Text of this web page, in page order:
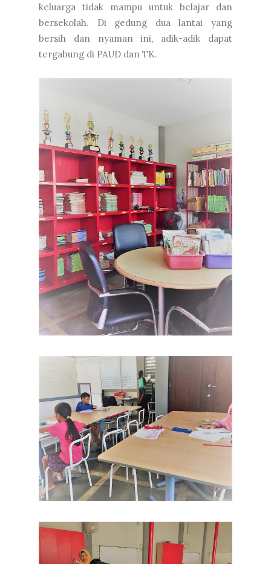
keluarga tidak mampu untuk belajar dan
bersekolah. Di gedung dua lantai yang
bersih dan nyaman ini, adik-adik dapat
tergabung di PAUD dan TK.